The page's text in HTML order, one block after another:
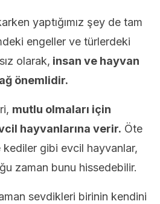
yaptığımız şey de tam
engeller ve türlerdeki
olarak, insan ve hayvan
önemlidir.
mutlu olmaları için
hayvanlarına verir. Öte
gibi evcil hayvanlar,
zaman bunu hissedebilir.
sevdikleri birinin kendini